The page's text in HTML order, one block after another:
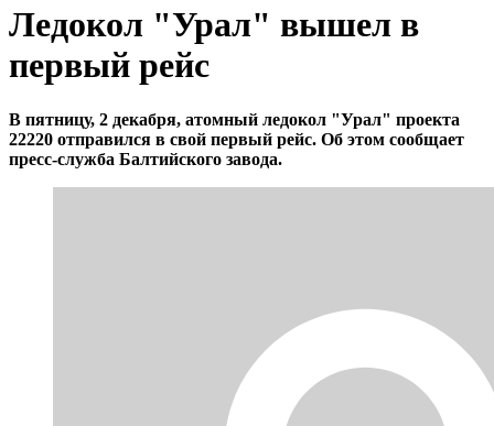
Ледокол "Урал" вышел в
первый рейс
В пятницу, 2 декабря, атомный ледокол "Урал" проекта
22220 отправился в свой первый рейс. Об этом сообщает
пресс-служба Балтийского завода.